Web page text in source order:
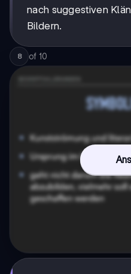
nach suggestiven
Bildern.
8 of 10